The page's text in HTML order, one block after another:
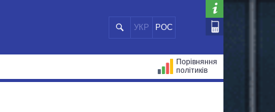
УКР РОС
Порівняння
політиків